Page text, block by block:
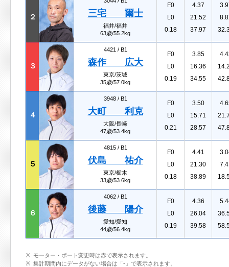
２ 三宅 爾士
福井/福井
63歳/55.2kg
F0
L0
0.18
4.37
21.52
37.97
３
4421 / B1
森作 広大
東京/茨城
35歳/57.0kg
F0
L0
0.19
3.85
16.36
34.55
４
3948 / B1
大町 利克
大阪/長崎
47歳/53.4kg
F0
L0
0.21
3.50
15.71
28.57
５
4815 / B1
伏島 祐介
東京/栃木
33歳/53.6kg
F0
L0
0.18
4.41
21.30
38.89
６
4062 / B1
後藤 陽介
愛知/愛知
44歳/56.4kg
F0
L0
0.19
4.36
26.04
39.58
モーター・ボート変更時は赤で表示されます。
集計期間内にデータがない場合は「-」で表示されます。